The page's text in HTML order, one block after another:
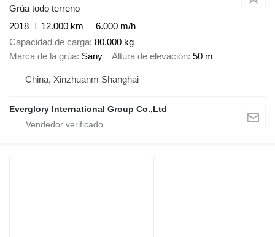
Grúa todo terreno
2018
12.000 km
6.000 m/h
Capacidad de carga 80.000 kg
Marca de la grúa Sany Altura de elevación 50 m
China, Xinzhuanm Shanghai
Everglory International Group Co.,Ltd